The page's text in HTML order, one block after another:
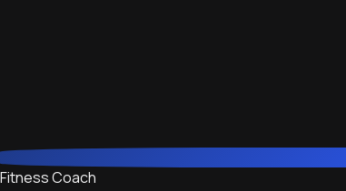
Fitness Coach